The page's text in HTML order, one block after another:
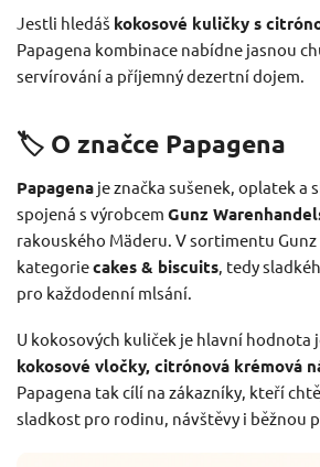
Jestli hledáš kokosové kuličky s
Papagena kombinace nabídne jasnou
servírování a příjemný dezertní dojem.
🏷️ O značce Papagena
Papagena je značka sušenek, oplatek a
spojená s výrobcem Gunz
rakouského Mäderu. V sortimentu
kategoriecakes & biscuits, tedy
pro každodenní mlsání.
U kokosových kuliček je hlavní hodnota
kokosové vločky, citrónová krémová
Papagena tak cílí na zákazníky, kteří
sladkost pro rodinu, návštěvy i běžnou